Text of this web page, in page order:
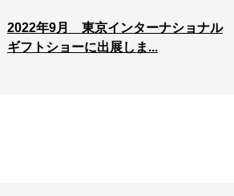
2022年9月 東京インターナショナル
ギフトショーに出展しま...